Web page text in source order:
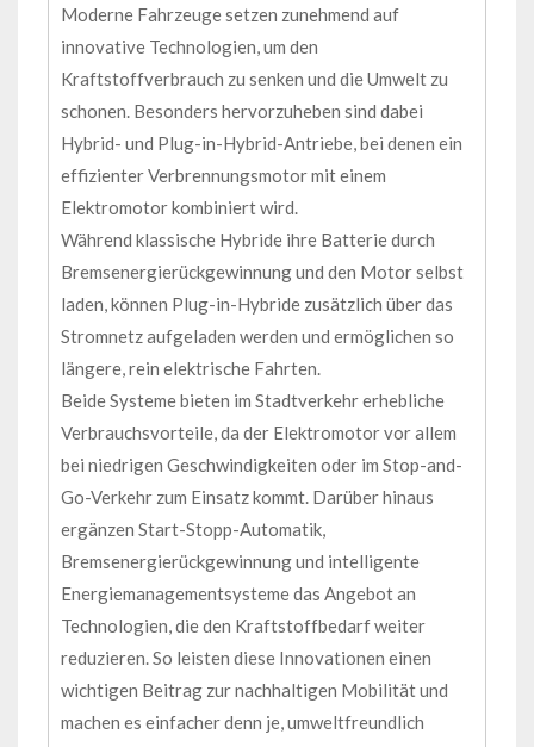
Moderne Fahrzeuge setzen zunehmend auf
innovative Technologien, um den
Kraftstoffverbrauch zu senken und die Umwelt zu
schonen. Besonders hervorzuheben sind dabei
Hybrid- und Plug-in-Hybrid-Antriebe, bei denen ein
effizienter Verbrennungsmotor mit einem
Elektromotor kombiniert wird.
Während klassische Hybride ihre Batterie durch
Bremsenergierückgewinnung und den Motor selbst
laden, können Plug-in-Hybride zusätzlich über das
Stromnetz aufgeladen werden und ermöglichen so
längere, rein elektrische Fahrten.
Beide Systeme bieten im Stadtverkehr erhebliche
Verbrauchsvorteile, da der Elektromotor vor allem
bei niedrigen Geschwindigkeiten oder im Stop-and-
Go-Verkehr zum Einsatz kommt. Darüber hinaus
ergänzen Start-Stopp-Automatik,
Bremsenergierückgewinnung und intelligente
Energiemanagementsysteme das Angebot an
Technologien, die den Kraftstoffbedarf weiter
reduzieren. So leisten diese Innovationen einen
wichtigen Beitrag zur nachhaltigen Mobilität und
machen es einfacher denn je, umweltfreundlich